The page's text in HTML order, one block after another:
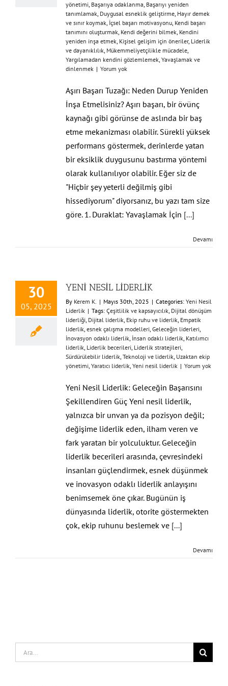
yönetimi, Başarıya odaklanma, Başarıyı yeniden
tanımlamak, Duygusal esneklik geliştirme, Hayır demek
ve sınır koymak, İçsel başarı motivasyonu, Kendi başarı
tanımını oluşturmak, Kendi değerini bilmek, Kendini
yeniden inşa etmek, Kişisel gelişim için öneriler, Liderlik
ve dayanıklılık, Mükemmeliyetçilikle mücadele,
Yargılamadan kendini gözlemlemek, Yavaşlamak ve
dinlenmek | Yorum yok
Aşırı Başarı Tuzağı: Neden Durup Yeniden
İnşa Etmelisiniz? Aşırı başarı, bir övünç
kaynağı gibi görünse de aslında bir baş
etme mekanizması olabilir. Sürekli yüksek
performans göstermek, derinlerde yatan
bir eksiklik duygusunu bastırma yöntemi
olarak kullanılıyor olabilir. Eğer siz de
"Hiçbir şey yeterli değilmiş gibi
hissediyorum" diyorsanız, bu yazı tam size
göre. 1. Duraklat: Yavaşlamak İçin [...]
Devamı
30
05, 2025
YENİ NESİL LİDERLİK
By Kerem K. | Mayıs 30th, 2025 | Categories: Yeni Nesil
Liderlik | Tags: Çeşitlilik ve kapsayıcılık, Dijital dönüşüm
liderliği, Dijital liderlik, Ekip ruhu ve liderlik, Empatik
liderlik, esnek çalışma modelleri, Geleceğin liderleri,
İnovasyon odaklı liderlik, İnsan odaklı liderlik, Katılımcı
liderlik, Liderlik becerileri, Liderlik stratejileri,
Sürdürülebilir liderlik, Teknoloji ve liderlik, Uzaktan ekip
yönetimi, Yaratıcı liderlik, Yeni nesil liderlik | Yorum yok
Yeni Nesil Liderlik: Geleceğin Başarısını
Şekillendiren Güç Yeni nesil liderlik,
yalnızca bir unvan ya da pozisyon değil;
değişime liderlik eden, ilham veren ve
fark yaratan bir yolculuktur. Geleceğin
liderlik becerileri arasında, çevresindeki
insanları güçlendirmek, esnek düşünmek
ve inovasyon odaklı liderlik anlayışını
benimsemek öne çıkar. Bugünün iş
dünyasında liderlik, otorite göstermekten
çok, ekip ruhunu beslemek ve [...]
Devamı
Search
for: